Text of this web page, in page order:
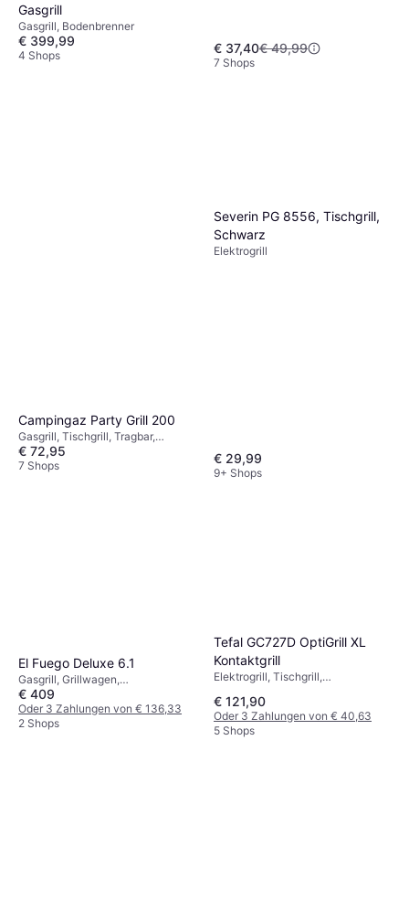
Gasgrill
Gasgrill, Bodenbrenner
€ 399,99
4 Shops € 37,40€ 49,99
7 Shops
Campingaz Party Grill 200
Gasgrill, Tischgrill, Tragbar,
Bodenbrenner, Deckel, Stand
€ 72,95
7 Shops
Severin PG 8556, Tischgrill,
Schwarz
Elektrogrill
€ 29,99
9+ Shops
El Fuego Deluxe 6.1
Gasgrill, Grillwagen,
Bodenbrenner, Warmhalterost,
Thermometer, Rad, Deckel,
Beistelltisch,
€ 409
Oder 3 Zahlungen von € 136,33
2 Shops
Tefal GC727D OptiGrill XL
Kontaktgrill
Elektrogrill, Tischgrill,
Fettauffangschale
€ 121,90
Oder 3 Zahlungen von € 40,63
5 Shops